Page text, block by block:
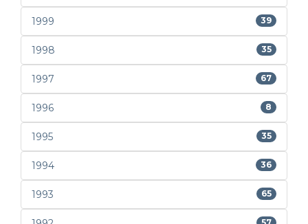
1999 39
1998 35
1997 67
1996 8
1995 35
1994 36
1993 65